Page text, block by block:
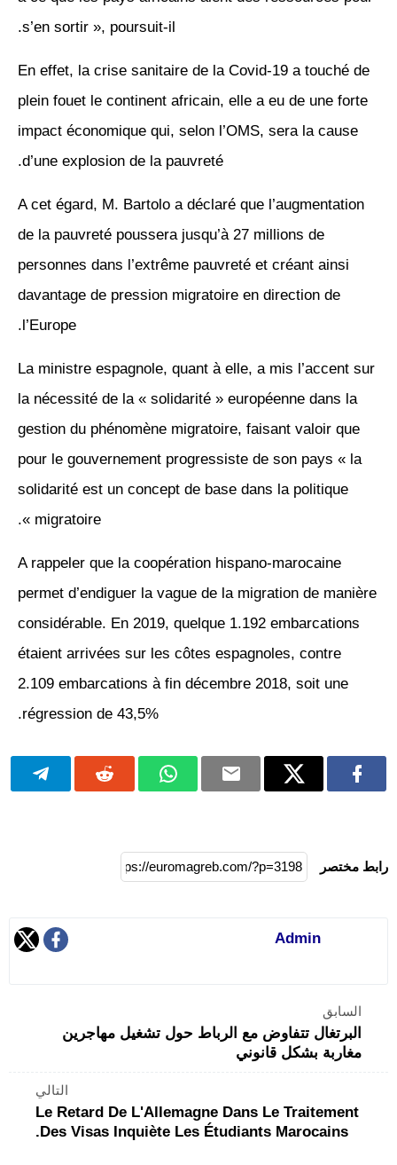
s’en sortir », poursuit-il.
En effet, la crise sanitaire de la Covid-19 a touché de
plein fouet le continent africain, elle a eu de une forte
impact économique qui, selon l’OMS, sera la cause
d’une explosion de la pauvreté.
A cet égard, M. Bartolo a déclaré que l’augmentation
de la pauvreté poussera jusqu’à 27 millions de
personnes dans l’extrême pauvreté et créant ainsi
davantage de pression migratoire en direction de
l’Europe.
La ministre espagnole, quant à elle, a mis l’accent sur
la nécessité de la « solidarité » européenne dans la
gestion du phénomène migratoire, faisant valoir que
pour le gouvernement progressiste de son pays « la
solidarité est un concept de base dans la politique
migratoire ».
A rappeler que la coopération hispano-marocaine
permet d’endiguer la vague de la migration de manière
considérable. En 2019, quelque 1.192 embarcations
étaient arrivées sur les côtes espagnoles, contre
2.109 embarcations à fin décembre 2018, soit une
régression de 43,5%.
رابط مختصر
Admin
السابق
البرتغال تتفاوض مع الرباط حول تشغيل مهاجرين
مغاربة بشكل قانوني
التالي
Le Retard De L'Allemagne Dans Le Traitement
Des Visas Inquiète Les Étudiants Marocains.